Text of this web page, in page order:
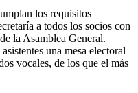
los requisitos
a todos los socios con
la Asamblea General.
una mesa electoral
vocales, de los que el más